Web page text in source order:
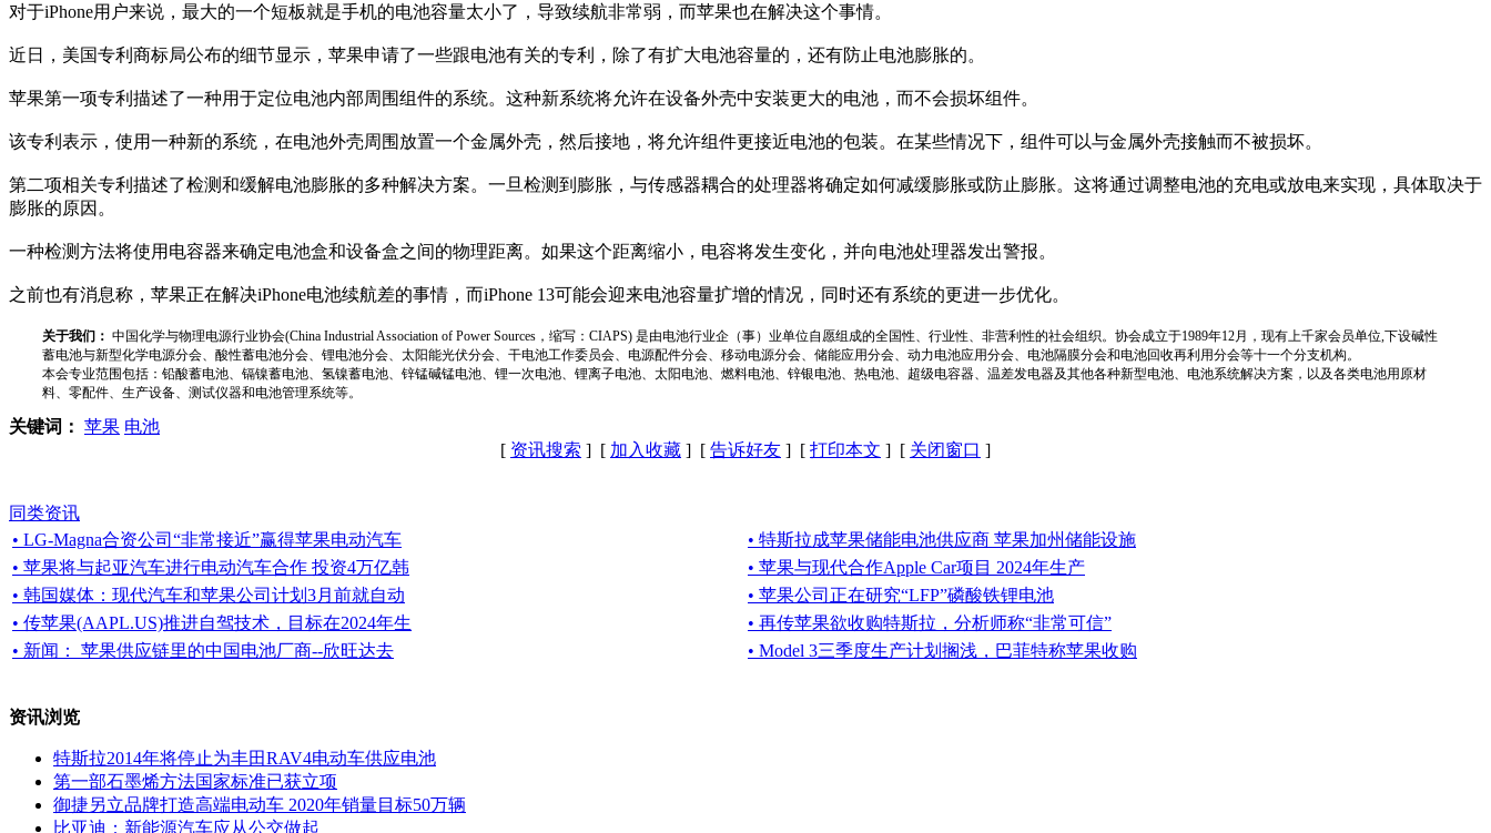
对于iPhone用户来说，最大的一个短板就是手机的电池容量太小了，导致续航非常弱，而苹果也在解决这个事情。
近日，美国专利商标局公布的细节显示，苹果申请了一些跟电池有关的专利，除了有扩大电池容量的，还有防止电池膨胀的。
苹果第一项专利描述了一种用于定位电池内部周围组件的系统。这种新系统将允许在设备外壳中安装更大的电池，而不会损坏组件。
该专利表示，使用一种新的系统，在电池外壳周围放置一个金属外壳，然后接地，将允许组件更接近电池的包装。在某些情况下，组件可以与金属外壳接触而不被损坏。
第二项相关专利描述了检测和缓解电池膨胀的多种解决方案。一旦检测到膨胀，与传感器耦合的处理器将确定如何减缓膨胀或防止膨胀。这将通过调整电池的充电或放电来实现，具体取决于
膨胀的原因。
一种检测方法将使用电容器来确定电池盒和设备盒之间的物理距离。如果这个距离缩小，电容将发生变化，并向电池处理器发出警报。
之前也有消息称，苹果正在解决iPhone电池续航差的事情，而iPhone 13可能会迎来电池容量扩增的情况，同时还有系统的更进一步优化。
关于我们： 中国化学与物理电源行业协会(China Industrial Association of Power Sources，缩写：CIAPS) 是由电池行业企（事）业单位自愿组成的全国性、行业性、非营利性的社会组织。协会成立于1989年12月，现有上千家会员单位,下设碱性
蓄电池与新型化学电源分会、酸性蓄电池分会、锂电池分会、太阳能光伏分会、干电池工作委员会、电源配件分会、移动电源分会、储能应用分会、动力电池应用分会、电池隔膜分会和电池回收再利用分会等十一个分支机构。
本会专业范围包括：铅酸蓄电池、镉镍蓄电池、氢镍蓄电池、锌锰碱锰电池、锂一次电池、锂离子电池、太阳电池、燃料电池、锌银电池、热电池、超级电容器、温差发电器及其他各种新型电池、电池系统解决方案，以及各类电池用原材
料、零配件、生产设备、测试仪器和电池管理系统等。
关键词： 苹果 电池
[ 资讯搜索 ] [ 加入收藏 ] [ 告诉好友 ] [ 打印本文 ] [ 关闭窗口 ]
同类资讯
• LG-Magna合资公司“非常接近”赢得苹果电动汽车
• 特斯拉成苹果储能电池供应商 苹果加州储能设施
• 苹果将与起亚汽车进行电动汽车合作 投资4万亿韩
• 苹果与现代合作Apple Car项目 2024年生产
• 韩国媒体：现代汽车和苹果公司计划3月前就自动
• 苹果公司正在研究“LFP”磷酸铁锂电池
• 传苹果(AAPL.US)推进自驾技术，目标在2024年生
• 再传苹果欲收购特斯拉，分析师称“非常可信”
• 新闻： 苹果供应链里的中国电池厂商--欣旺达去
• Model 3三季度生产计划搁浅，巴菲特称苹果收购
资讯浏览
特斯拉2014年将停止为丰田RAV4电动车供应电池
第一部石墨烯方法国家标准已获立项
御捷另立品牌打造高端电动车 2020年销量目标50万辆
比亚迪：新能源汽车应从公交做起